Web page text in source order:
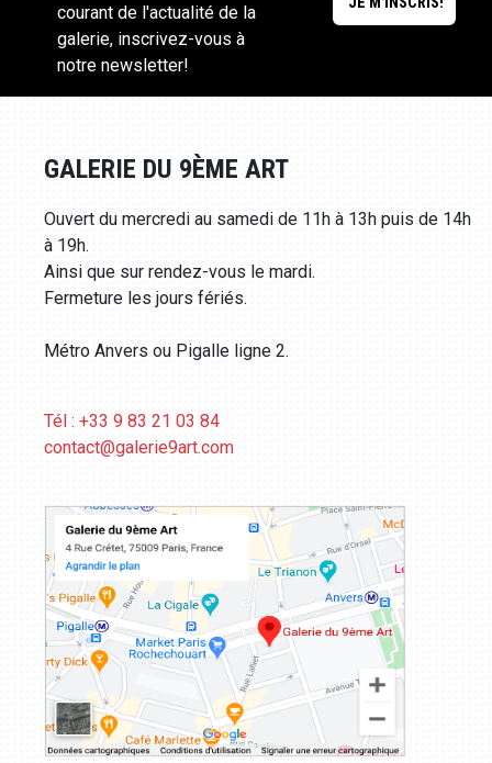
courant de l'actualité de la
galerie, inscrivez-vous à
notre newsletter!
GALERIE DU 9ÈME ART
Ouvert du mercredi au samedi de 11h à 13h puis de 14h
à 19h.
Ainsi que sur rendez-vous le mardi.
Fermeture les jours fériés.
Métro Anvers ou Pigalle ligne 2.
Tél : +33 9 83 21 03 84
contact@galerie9art.com